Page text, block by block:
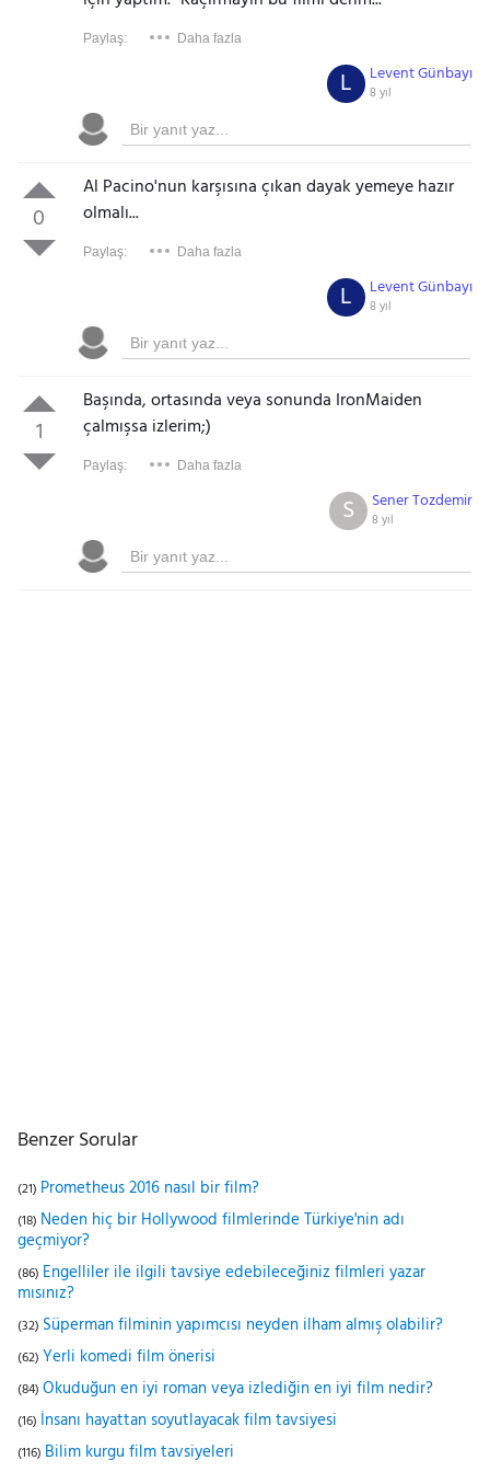
Paylaş: Daha fazla
Levent Günbayı
8 yıl
L
0
Al Pacino'nun karşısına çıkan dayak yemeye hazır
olmalı...
Paylaş: Daha fazla
Levent Günbayı
8 yıl
L
1
Başında, ortasında veya sonunda IronMaiden
çalmışsa izlerim;)
Paylaş: Daha fazla
Sener Tozdemir
8 yıl
S
Benzer Sorular
(21) Prometheus 2016 nasıl bir film?
(18) Neden hiç bir Hollywood filmlerinde Türkiye'nin adı
geçmiyor?
(86) Engelliler ile ilgili tavsiye edebileceğiniz filmleri yazar
mısınız?
(32) Süperman filminin yapımcısı neyden ilham almış olabilir?
(62) Yerli komedi film önerisi
(84) Okuduğun en iyi roman veya izlediğin en iyi film nedir?
(16) İnsanı hayattan soyutlayacak film tavsiyesi
(116) Bilim kurgu film tavsiyeleri